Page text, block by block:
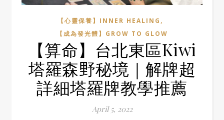
【心靈保養】INNER HEALING ,
【成為發光體】GROW TO GLOW
【算命】台北東區Kiwi
塔羅森野秘境｜解牌超
詳細塔羅牌教學推薦
April 5, 2022